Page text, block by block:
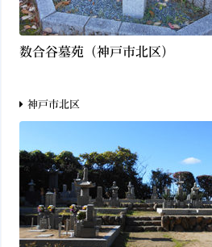
数合谷墓苑（神戸市北区）
神戸市北区